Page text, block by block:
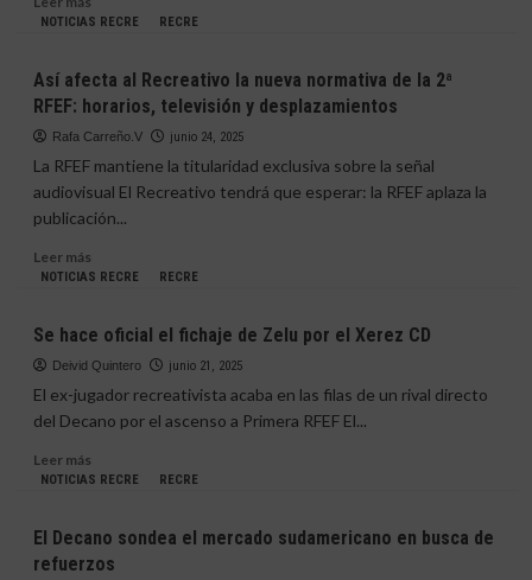
más
Romera,
con
pie
y
en
el
NOTICIAS RECRE RECRE
Así afecta al Recreativo la nueva normativa de la 2ª
RFEF: horarios, televisión y desplazamientos
Rafa Carreño.V junio 24, 2025
La RFEF mantiene la titularidad exclusiva sobre la señal
audiovisual El Recreativo tendrá que esperar: la RFEF aplaza la
publicación...
Leer másLeer
más
afecta
al
Recreativo
nueva
normativa
de
RFEF:
horarios,
NOTICIAS RECRE RECRE
Se hace oficial el fichaje de Zelu por el Xerez CD
Deivid Quintero junio 21, 2025
El ex-jugador recreativista acaba en las filas de un rival directo
del Decano por el ascenso a Primera RFEF El...
Leer másLeer
más
hace
oficial
NOTICIAS RECRE RECRE
El Decano sondea el mercado sudamericano en busca de
refuerzos